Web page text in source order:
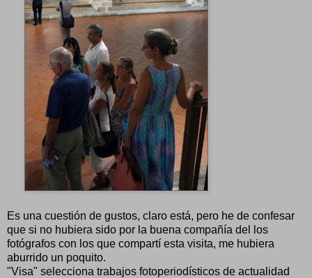
Es una cuestión de gustos, claro está, pero he de confesar
que si no hubiera sido por la buena compañía del los
fotógrafos con los que compartí esta visita, me hubiera
aburrido un poquito.
"Visa" selecciona trabajos fotoperiodísticos de actualidad